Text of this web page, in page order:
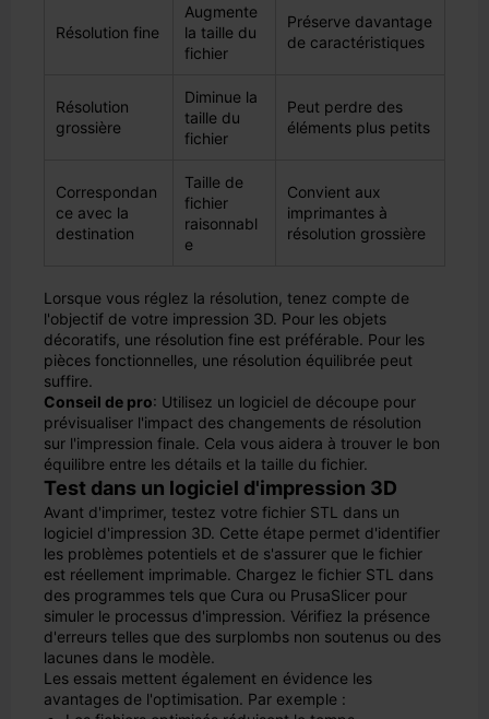
Résolution fine
Augmente
la taille du
fichier
Préserve davantage
de caractéristiques
Résolution
grossière
Diminue la
taille du
fichier
Peut perdre des
éléments plus petits
Correspondan
ce avec la
destination
Taille de
fichier
raisonnabl
e
Convient aux
imprimantes à
résolution grossière
Lorsque vous réglez la résolution, tenez compte de
l'objectif de votre impression 3D. Pour les objets
décoratifs, une résolution fine est préférable. Pour les
pièces fonctionnelles, une résolution équilibrée peut
suffire.
Conseil de pro: Utilisez un logiciel de découpe pour
prévisualiser l'impact des changements de résolution
sur l'impression finale. Cela vous aidera à trouver le bon
équilibre entre les détails et la taille du fichier.
Test dans un logiciel d'impression 3D
Avant d'imprimer, testez votre fichier STL dans un
logiciel d'impression 3D. Cette étape permet d'identifier
les problèmes potentiels et de s'assurer que le fichier
est réellement imprimable. Chargez le fichier STL dans
des programmes tels que Cura ou PrusaSlicer pour
simuler le processus d'impression. Vérifiez la présence
d'erreurs telles que des surplombs non soutenus ou des
lacunes dans le modèle.
Les essais mettent également en évidence les
avantages de l'optimisation. Par exemple :